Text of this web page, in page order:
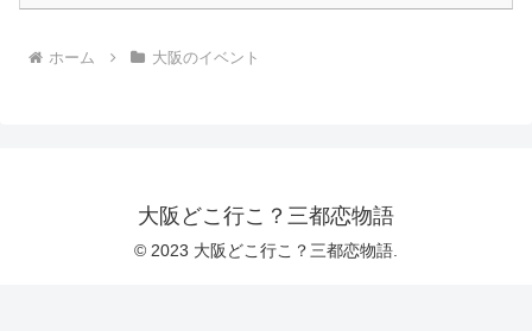
ホーム 大阪のイベント
大阪どこ行こ？三都恋物語
© 2023 大阪どこ行こ？三都恋物語.